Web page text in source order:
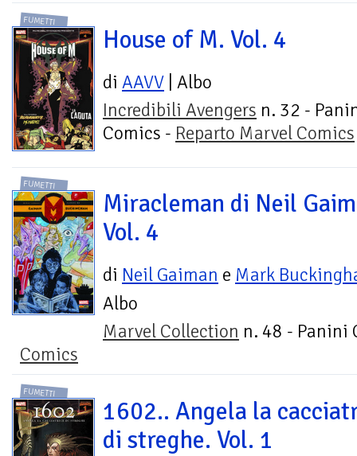
FUMETTI
House of M. Vol. 4
di AAVV | Albo
Incredibili Avengers n. 32 -
Comics - Reparto Marvel Comics
FUMETTI
Miracleman di Neil
Vol. 4
di Neil Gaiman e Mark
Albo
Marvel Collection n. 48 - Panini
Comics
FUMETTI
1602.. Angela la
di streghe. Vol. 1